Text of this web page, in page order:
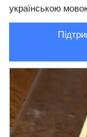
українською